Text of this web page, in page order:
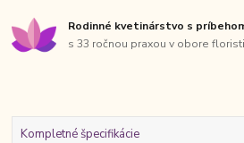
Rodinné kvetinárstvo s
s 33 ročnou praxou v obore
Kompletné špecifikácie